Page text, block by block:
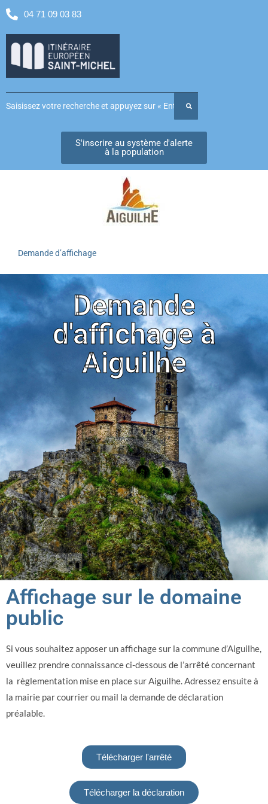
04 71 09 03 83
S'inscrire au système d'alerte
à la population
Demande d’affichage
Demande
d'affichage à
Aiguilhe
Affichage sur le domaine
public
Si vous souhaitez apposer un affichage sur la commune d’Aiguilhe,
veuillez prendre connaissance ci-dessous de l’arrêté concernant
la règlementation mise en place sur Aiguilhe. Adressez ensuite à
la mairie par courrier ou mail la demande de déclaration
préalable.
Télécharger l'arrêté
Télécharger la déclaration